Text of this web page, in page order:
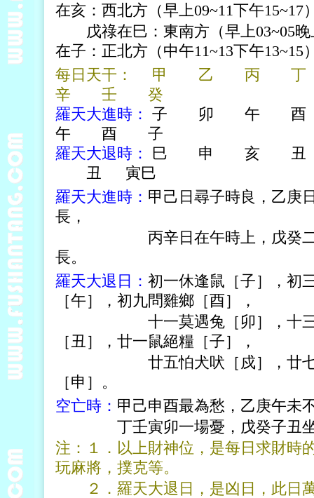
在亥：西北方（早上09~11下午15~17
戊祿在巳：東南方（早上03~05
在子：正北方（中午11~13下午13~15
每日天干： 甲 乙
辛 壬 癸
羅天大進時： 子 卯 午
午 酉 子
羅天大退時：
巳 申 亥 丑
丑 寅巳
羅天大進時： 甲己日尋子時良，乙庚
長，
丙辛日在午時上，戊癸二日
長。
羅天大退日： 初一休逢鼠［子］，初
［午］，初九問雞鄉［酉］，
十一莫遇兔［卯］，十三虎
［丑］，廿一鼠絕糧［子］，
廿五怕犬吠［戍］，廿七兔
［申］。
空亡時： 甲己申酉最為愁，乙庚午未
丁壬寅卯一場憂，戊癸子丑坐
注：１ ． 以上財神位，是每日求財時
玩麻將，撲克等。
２． 羅天大退日，是凶日，此日